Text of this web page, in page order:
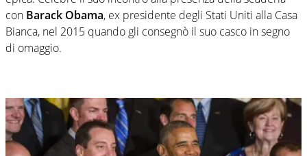
con Barack Obama, ex presidente degli Stati Uniti alla Casa
Bianca, nel 2015 quando gli consegnò il suo casco in segno
di omaggio.